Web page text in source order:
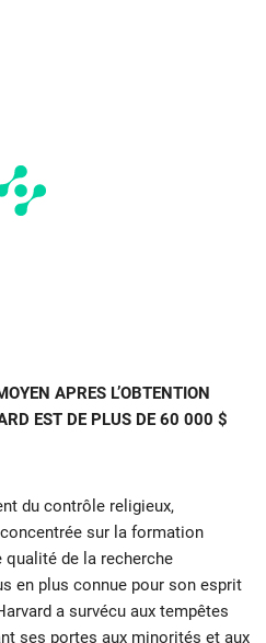
APRES L’OBTENTION
EST DE PLUS DE 60 000 $
du contrôle religieux,
concentrée sur la formation
de la recherche
en plus connue pour son esprit
a survécu aux tempêtes
ses portes aux minorités et aux